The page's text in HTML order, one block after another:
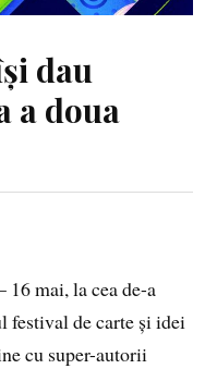
dau
a doua
16 mai, la cea de-a
de carte și idei
cu super-autorii